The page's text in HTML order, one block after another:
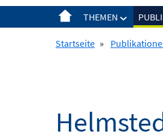
THEMEN
Startseite »